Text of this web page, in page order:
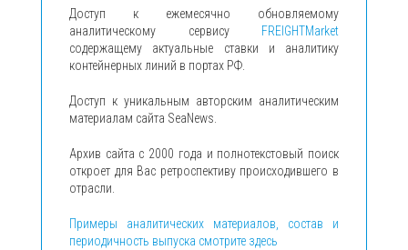
Доступ к ежемесячно обновляемому
аналитическому сервису FREIGHTMarket
содержащему актуальные ставки и аналитику
контейнерных линий в портах РФ.
Доступ к уникальным авторским аналитическим
материалам сайта SeaNews.
Архив сайта с 2000 года и полнотекстовый поиск
откроет для Вас ретроспективу происходившего в
отрасли.
Примеры аналитических материалов, состав и
периодичность выпуска смотрите здесь